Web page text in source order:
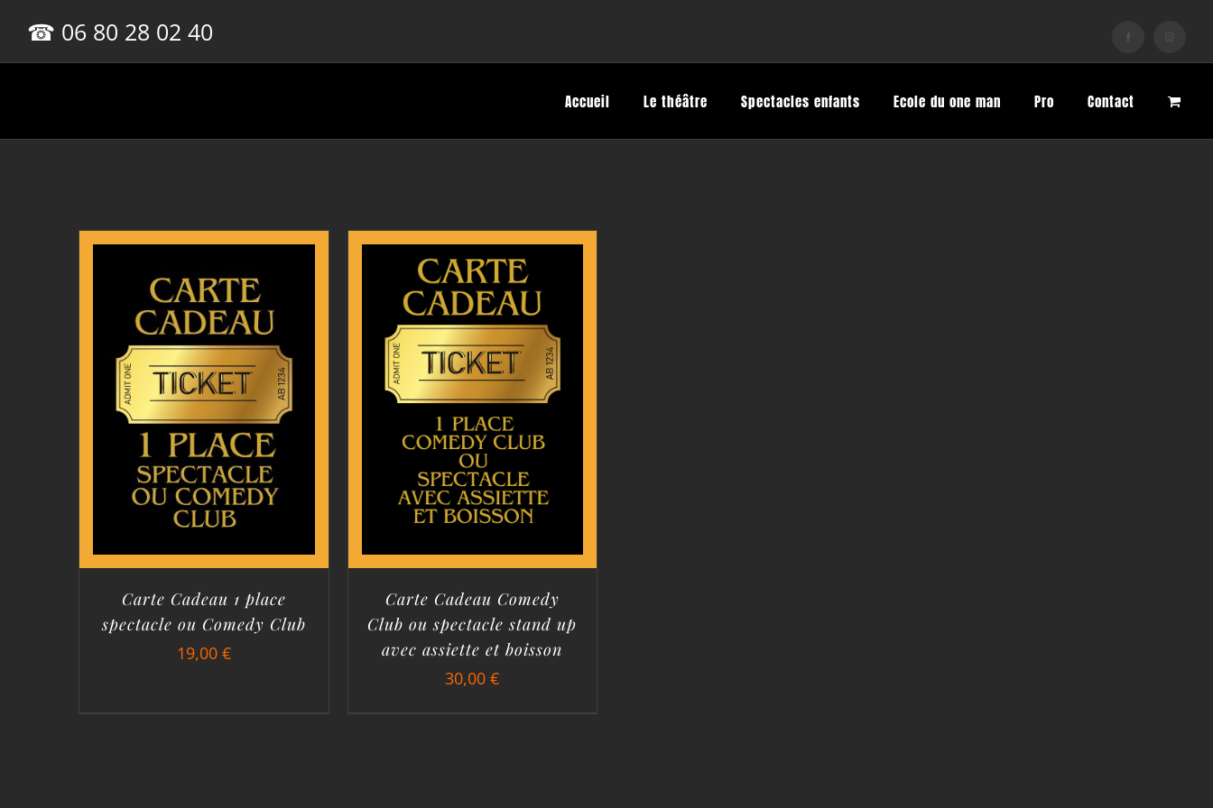
contenu
☎ 06 80 28 02 40 Facebook Instagram
Accueil Le théâtre Spectacles enfants Ecole du one man Pro Contact
Carte Cadeau 1 place
spectacle ou Comedy Club
19,00 €
Carte Cadeau Comedy
Club ou spectacle stand up
avec assiette et boisson
30,00€